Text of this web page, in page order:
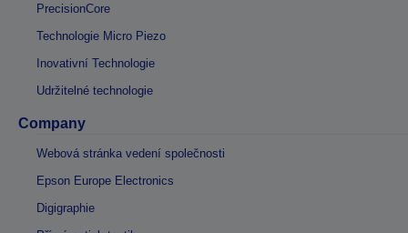
PrecisionCore
Technologie Micro Piezo
Inovativní Technologie
Udržitelné technologie
Company
Webová stránka vedení společnosti
Epson Europe Electronics
Digigraphie